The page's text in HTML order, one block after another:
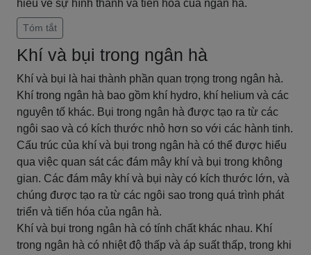
hiểu về sự hình thành và tiến hóa của ngân hà.
Tóm tắt
Khí và bụi trong ngân hà
Khí và bụi là hai thành phần quan trọng trong ngân hà.
Khí trong ngân hà bao gồm khí hydro, khí helium và các
nguyên tố khác. Bụi trong ngân hà được tạo ra từ các
ngôi sao và có kích thước nhỏ hơn so với các hành tinh.
Cấu trúc của khí và bụi trong ngân hà có thể được hiểu
qua việc quan sát các đám mây khí và bụi trong không
gian. Các đám mây khí và bụi này có kích thước lớn, và
chúng được tạo ra từ các ngôi sao trong quá trình phát
triển và tiến hóa của ngân hà.
Khí và bụi trong ngân hà có tính chất khác nhau. Khí
trong ngân hà có nhiệt độ thấp và áp suất thấp, trong khi